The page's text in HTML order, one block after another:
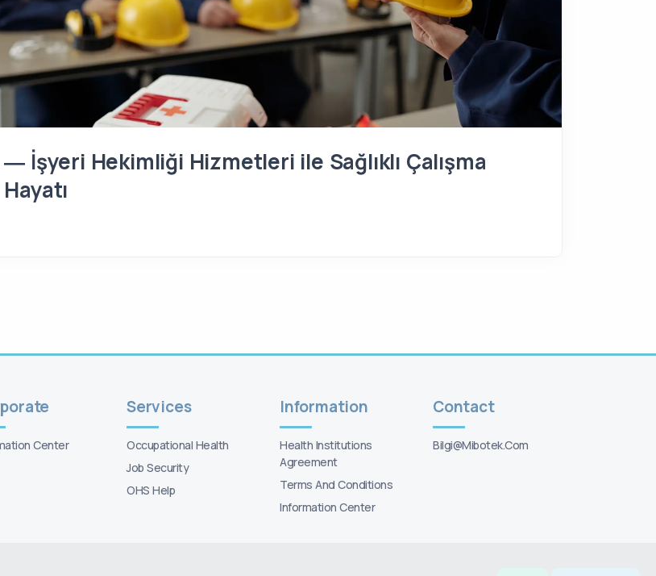
― İşyeri Hekimliği Hizmetleri ile Sağlıklı Çalışma
Hayatı
Center
Services
Occupational Health
Job Security
OHS Help
Information
Health Institutions
Agreement
Terms And Conditions
Information Center
Contact
Bilgi@mibotek.com